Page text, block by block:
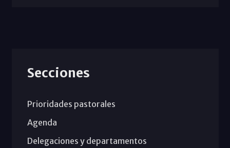
Secciones
Prioridades pastorales
Agenda
Delegaciones y departamentos